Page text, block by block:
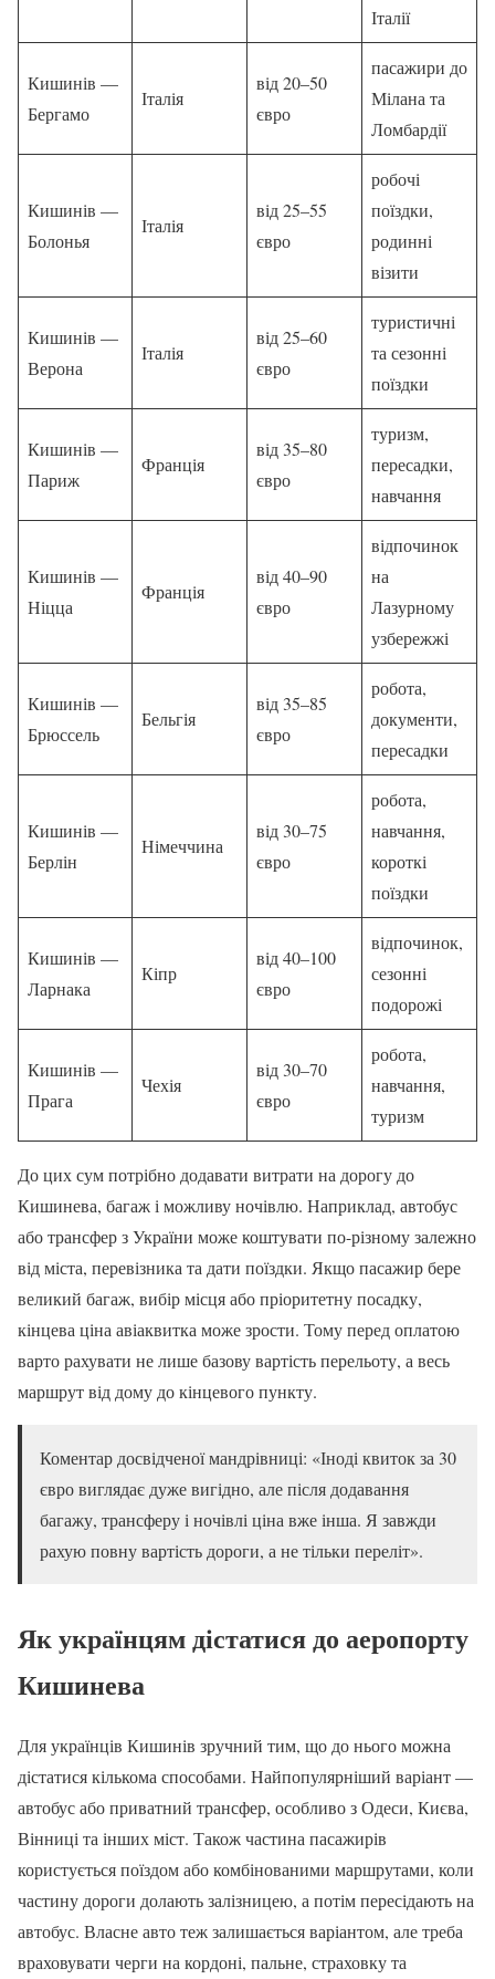
Італії
Кишинів —
Бергамо
Італія
від 20–50
євро
пасажири до
Мілана та
Ломбардії
Кишинів —
Болонья
Італія
від 25–55
євро
робочі
поїздки,
родинні
візити
Кишинів —
Верона
Італія
від 25–60
євро
туристичні
та сезонні
поїздки
Кишинів —
Париж
Франція
від 35–80
євро
туризм,
пересадки,
навчання
Кишинів —
Ніцца
Франція
від 40–90
євро
відпочинок
на
Лазурному
узбережжі
Кишинів —
Брюссель
Бельгія
від 35–85
євро
робота,
документи,
пересадки
Кишинів —
Берлін
Німеччина
від 30–75
євро
робота,
навчання,
короткі
поїздки
Кишинів —
Ларнака
Кіпр
від 40–100
євро
відпочинок,
сезонні
подорожі
Кишинів —
Прага
Чехія
від 30–70
євро
робота,
навчання,
туризм
До цих сум потрібно додавати витрати на дорогу до
Кишинева, багаж і можливу ночівлю. Наприклад, автобус
або трансфер з України може коштувати по-різному залежно
від міста, перевізника та дати поїздки. Якщо пасажир бере
великий багаж, вибір місця або пріоритетну посадку,
кінцева ціна авіаквитка може зрости. Тому перед оплатою
варто рахувати не лише базову вартість перельоту, а весь
маршрут від дому до кінцевого пункту.
Коментар досвідченої мандрівниці: «Іноді квиток за 30
євро виглядає дуже вигідно, але після додавання
багажу, трансферу і ночівлі ціна вже інша. Я завжди
рахую повну вартість дороги, а не тільки переліт».
Як українцям дістатися до аеропорту
Кишинева
Для українців Кишинів зручний тим, що до нього можна
дістатися кількома способами. Найпопулярніший варіант —
автобус або приватний трансфер, особливо з Одеси, Києва,
Вінниці та інших міст. Також частина пасажирів
користується поїздом або комбінованими маршрутами, коли
частину дороги долають залізницею, а потім пересідають на
автобус. Власне авто теж залишається варіантом, але треба
враховувати черги на кордоні, пальне, страховку та